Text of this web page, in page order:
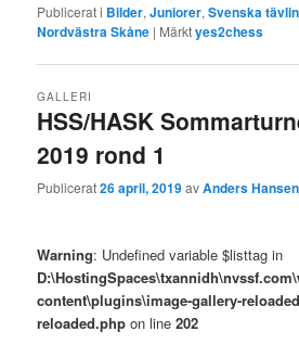
Publicerat i Bilder,Juniorer,Svenska
Nordvästra Skåne | Märktyes2chess
HSS/HASK
2019 rond 1
GALLERI
Publicerat26 april, 2019avAnders Hansen
Warning: Undefined variable $listtag in
content\plugins\image-gallery-
reloaded.php on line202